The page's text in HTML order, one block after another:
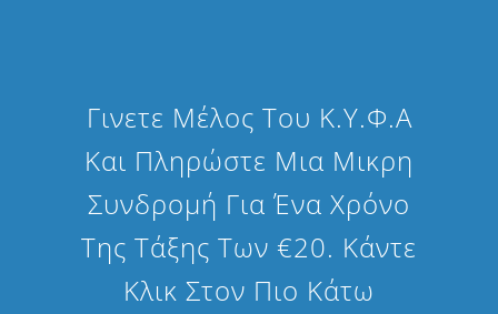
Γινετε Μέλος Του Κ.Υ.Φ.Α
Και Πληρώστε Μια Μικρη
Συνδρομή Για Ένα Χρόνο
Της Τάξης Των €20. Κάντε
Κλικ Στον Πιο Κάτω